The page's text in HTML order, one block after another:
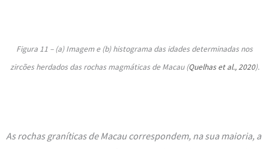
Figura 11 – (a) Imagem e (b) histograma das idades determinadas nos
zircões herdados das rochas magmáticas de Macau (Quelhas et al., 2020).
As rochas graníticas de Macau correspondem, na sua maioria, a